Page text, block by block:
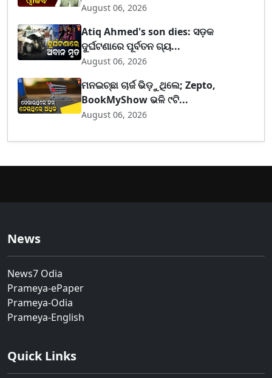
August 06, 2026
Atiq Ahmed's son dies: ସଡ଼କ
ଦୁର୍ଘଟଣାରେ ପୂର୍ବତନ ଗ୍ୟ...
August 06, 2026
ମନଇଚ୍ଛା ଚାର୍ଜ ଭିଡ଼ୁଥିଲେ; Zepto,
BookMyShow ଭଳି ୯ଟି...
August 06, 2026
News
News7 Odia
Prameya-ePaper
Prameya-Odia
Prameya-English
Quick Links